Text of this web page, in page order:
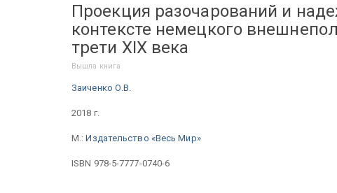
Проекция разочарований и
контексте немецкого
трети XIX века
Вышла книга
Заиченко О.В.
2018 г.
М.:Издательство «Весь Мир»
ISBN 978-5-7777-0740-6